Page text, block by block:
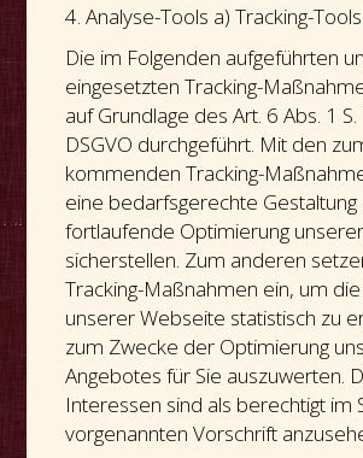
4. Analyse-Tools a) Tracking-Tools
Die im Folgenden aufgeführten
eingesetzten Tracking-
auf Grundlage des Art. 6 Abs. 1 S.
DSGVO durchgeführt. Mit den
kommenden Tracking-
eine bedarfsgerechte Gestaltung
fortlaufende Optimierung
sicherstellen. Zum anderen
Tracking-Maßnahmen ein, um
unserer Webseite statistisch zu
zum Zwecke der Optimierung
Angebotes für Sie auszuwerten.
Interessen sind als berechtigt im
vorgenannten Vorschrift